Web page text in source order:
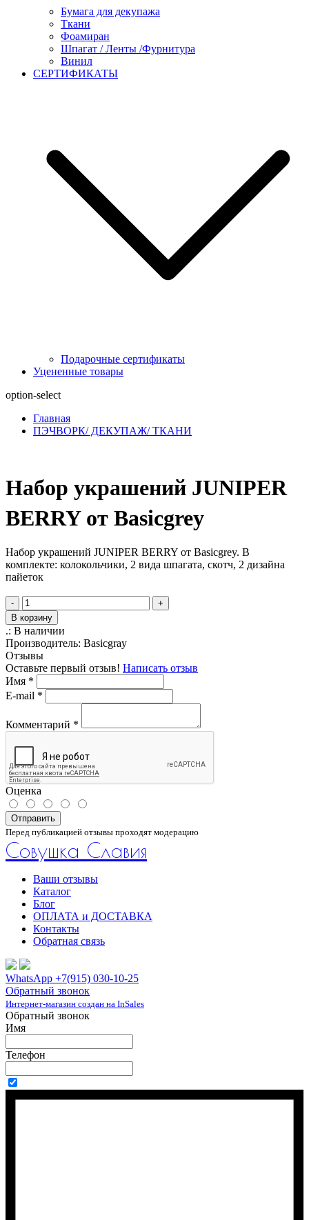
Бумага для декупажа
Ткани
Фоамиран
Шпагат / Ленты /Фурнитура
Винил
СЕРТИФИКАТЫ
Подарочные сертификаты
Уцененные товары
option-select
Главная
ПЭЧВОРК/ ДЕКУПАЖ/ ТКАНИ
Набор украшений JUNIPER
BERRY от Basicgrey
Набор украшений JUNIPER BERRY от Basicgrey. В
комплекте: колокольчики, 2 вида шпагата, скотч, 2 дизайна
пайеток
-
+
В корзину
.: В наличии
Производитель: Basicgray
Отзывы
Оставьте первый отзыв! Написать отзыв
Имя *
E-mail *
Комментарий *
Оценка
Отправить
Перед публикацией отзывы проходят модерацию
Совушка Славия
Ваши отзывы
Каталог
Блог
ОПЛАТА и ДОСТАВКА
Контакты
Обратная связь
WhatsApp +7(915) 030-10-25
Обратный звонок
Интернет-магазин создан на InSales
Обратный звонок
Имя
Телефон